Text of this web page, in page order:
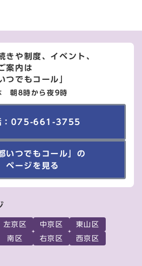
きや制度、イベント、
案内は
つでもコール」
朝8時から夜9時
：075-661-3755
いつでもコール」の
ページを見る
左京区 中京区
東山区
南区 右京区
西京区